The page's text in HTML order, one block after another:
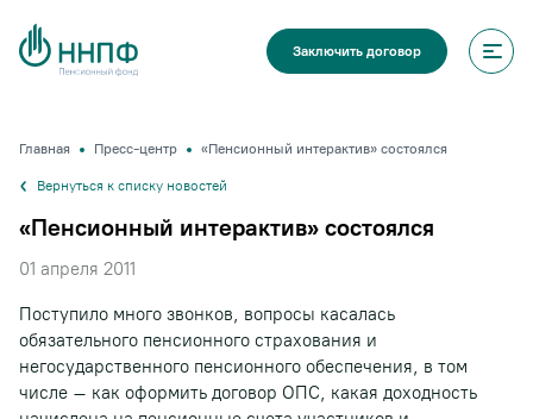
Заключить договор
Главная Пресс-центр «Пенсионный интерактив» состоялся
Вернуться к списку новостей
«Пенсионный интерактив» состоялся
01 апреля 2011
Поступило много звонков, вопросы касалась
обязательного пенсионного страхования и
негосударственного пенсионного обеспечения, в том
числе – как оформить договор ОПС, какая доходность